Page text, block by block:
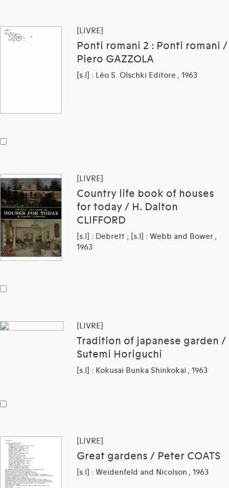
[LIVRE]
Ponti romani 2 : Ponti romani /
Piero GAZZOLA
[s.l] : Léo S. Olschki Editore , 1963
[LIVRE]
Country life book of houses
for today / H. Dalton
CLIFFORD
[s.l] : Debrett ; [s.l] : Webb and Bower ,
1963
[LIVRE]
Tradition of japanese garden /
Sutemi Horiguchi
[s.l] : Kokusai Bunka Shinkokai , 1963
[LIVRE]
Great gardens / Peter COATS
[s.l] : Weidenfeld and Nicolson , 1963